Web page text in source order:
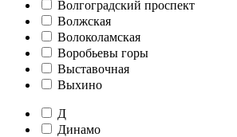
Волгоградский проспект
Волжская
Волоколамская
Воробьевы горы
Выставочная
Выхино
Д
Динамо